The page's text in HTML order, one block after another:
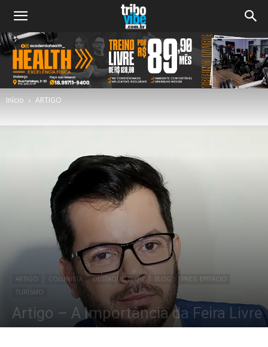
Início ARTIGO
ARTIGO COLUNISTA DESTAQUE_BLOG BLOG
PRES. EPITÁCIO
TURÍSMO
Artigo – A Importância da Feira Livre